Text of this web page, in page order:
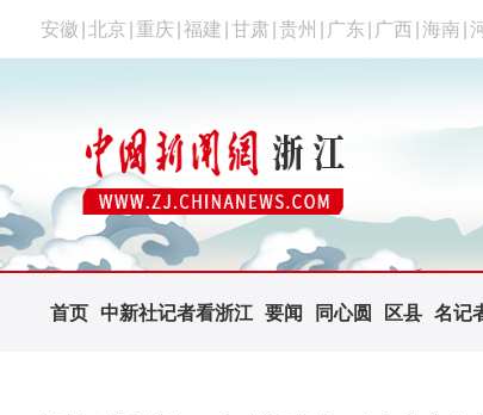
安徽 北京 重庆 福建 甘肃 贵州 广东 广西 海南
首页 中新社记者看浙江 要闻 同心圆 区县 名记